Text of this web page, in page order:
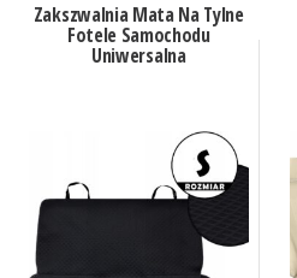
Zakszwalnia Mata Na Tylne
Fotele Samochodu
Uniwersalna